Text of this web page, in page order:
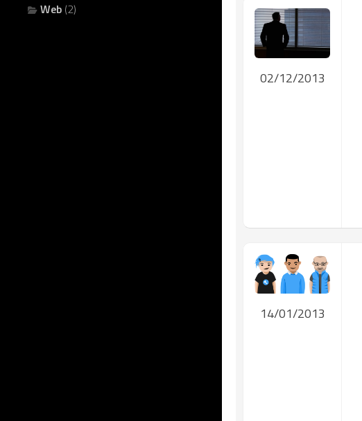
Web (2)
02/12/2013
14/01/2013